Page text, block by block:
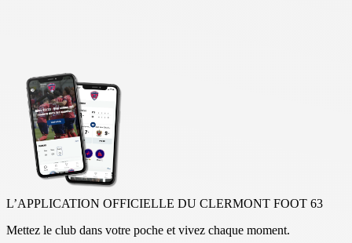
L’APPLICATION OFFICIELLE DU CLERMONT FOOT 63
Mettez le club dans votre poche et vivez chaque moment.